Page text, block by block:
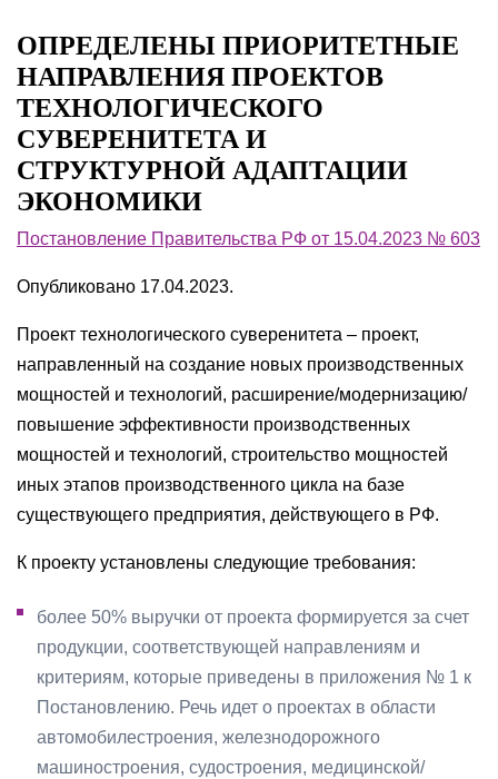
ОПРЕДЕЛЕНЫ ПРИОРИТЕТНЫЕ
НАПРАВЛЕНИЯ ПРОЕКТОВ
ТЕХНОЛОГИЧЕСКОГО
СУВЕРЕНИТЕТА И
СТРУКТУРНОЙ АДАПТАЦИИ
ЭКОНОМИКИ
Постановление Правительства РФ от 15.04.2023 № 603
Опубликовано 17.04.2023.
Проект технологического суверенитета – проект,
направленный на создание новых производственных
мощностей и технологий, расширение/модернизацию/
повышение эффективности производственных
мощностей и технологий, строительство мощностей
иных этапов производственного цикла на базе
существующего предприятия, действующего в РФ.
К проекту установлены следующие требования:
более 50% выручки от проекта формируется за счет
продукции, соответствующей направлениям и
критериям, которые приведены в приложения № 1 к
Постановлению. Речь идет о проектах в области
автомобилестроения, железнодорожного
машиностроения, судостроения, медицинской/